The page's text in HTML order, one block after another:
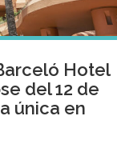
Hotel
del 12 de
única en